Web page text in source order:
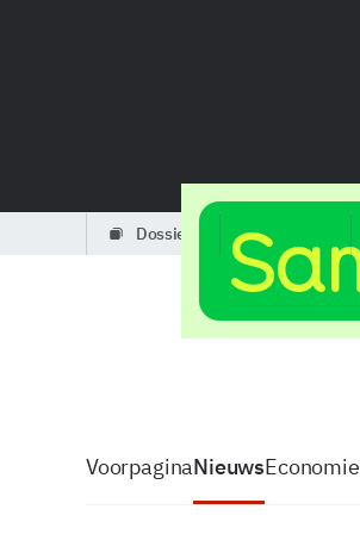
dossiers
VoorpaginaNieuwsEconomie